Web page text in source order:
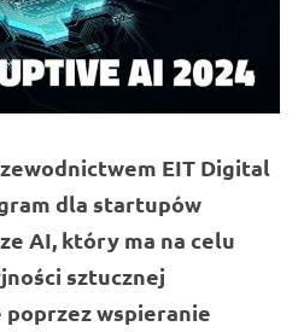
EIT Digital
dla startupów
AI, który ma na celu
sztucznej
wspieranie